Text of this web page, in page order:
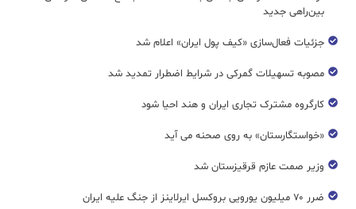
بین‌راهی جدید
جزئیات فعال‌سازی «کیف پول ایران» اعلام شد
مصوبه تسهیلات گمرکی در شرایط اضطرار تمدید شد
کارگروه مشترک تجاری ایران و هند احیا شود
«خواستگارستان» به روی صحنه می آید
وزیر صمت عازم قرقیزستان شد
ضرر ۷۰ میلیون یورویی بروکسل ایرلاینز از جنگ علیه ایران